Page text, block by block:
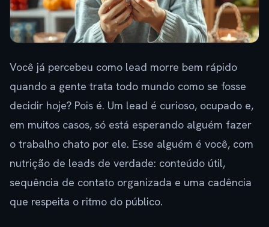
Você já percebeu como lead morre bem rápido
quando a gente trata todo mundo como se fosse
decidir hoje? Pois é. Um lead é curioso, ocupado e,
em muitos casos, só está esperando alguém fazer
o trabalho chato por ele. Esse alguém é você, com
nutrição de leads de verdade: conteúdo útil,
sequência de contato organizada e uma cadência
que respeita o ritmo do público.